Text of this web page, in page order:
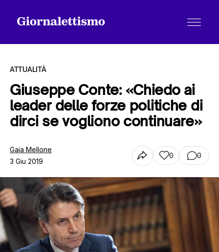
Tutti gli articoli
Chi siamo
Contatti
ATTUALITÀ
Giuseppe Conte: «Chiedo ai
leader delle forze politiche di
dirci se vogliono continuare»
Gaia Mellone
3 Giu 2019
0 0